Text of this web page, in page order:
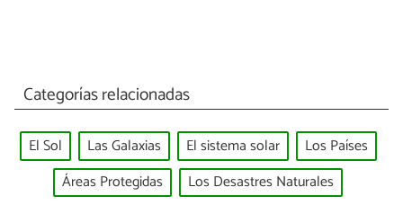
Categorías relacionadas
El Sol Las Galaxias El sistema solar
Los Países
Áreas Protegidas
Los Desastres Naturales